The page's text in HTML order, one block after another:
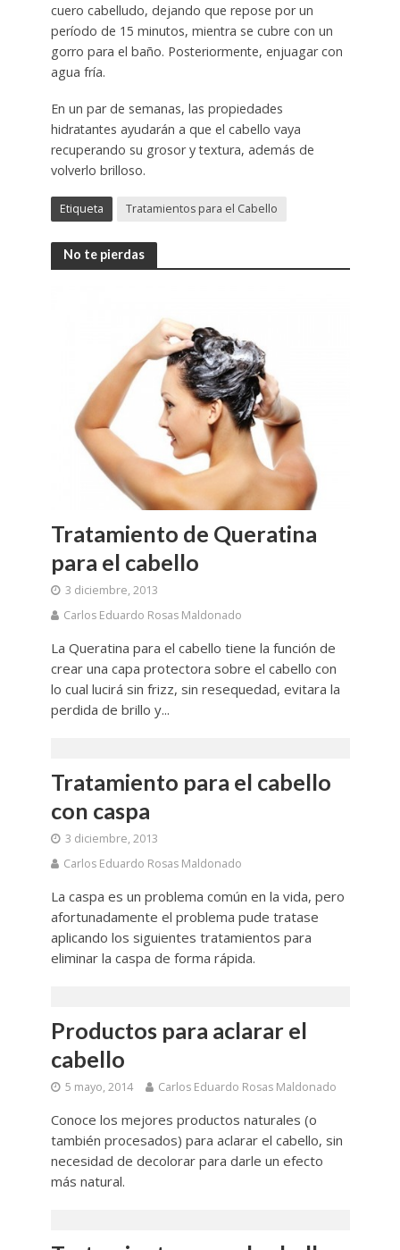
cuero cabelludo, dejando que repose por un
período de 15 minutos, mientra se cubre con un
gorro para el baño. Posteriormente, enjuagar con
agua fría.
En un par de semanas, las propiedades
hidratantes ayudarán a que el cabello vaya
recuperando su grosor y textura, además de
volverlo brilloso.
Etiqueta Tratamientos para el Cabello
No te pierdas
Tratamiento de Queratina
para el cabello
3 diciembre, 2013
Carlos Eduardo Rosas Maldonado
La Queratina para el cabello tiene la función de
crear una capa protectora sobre el cabello con
lo cual lucirá sin frizz, sin resequedad, evitara la
perdida de brillo y...
Tratamiento para el cabello
con caspa
3 diciembre, 2013
Carlos Eduardo Rosas Maldonado
La caspa es un problema común en la vida, pero
afortunadamente el problema pude tratase
aplicando los siguientes tratamientos para
eliminar la caspa de forma rápida.
Productos para aclarar el
cabello
5 mayo, 2014 Carlos Eduardo Rosas Maldonado
Conoce los mejores productos naturales (o
también procesados) para aclarar el cabello, sin
necesidad de decolorar para darle un efecto
más natural.